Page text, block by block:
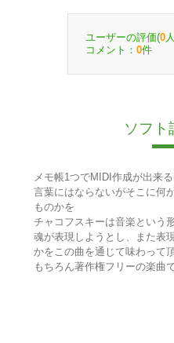
ユーザーの評価(0
コメント： 0件
ソフト
メモ帳1つでMIDI作成が出来
言葉にはならないがそこに何
ものかを
チャコフスキーは音楽という
魂が表現しようとし、また表
かをこの曲を通じて味わって
もちろん著作権フリーの楽曲で